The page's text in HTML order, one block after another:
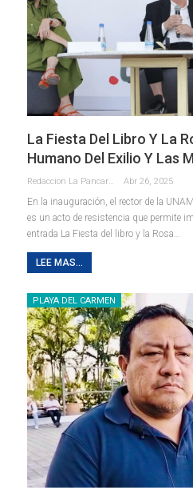
La Fiesta Del Libro Y La
Humano Del Exilio Y Las
Abr 26, 2025
En la inauguración, el rector de la
es un acto de resistencia que permite
entrada La Fiesta del libro y la Rosa…
LEE MAS...
PLAYA DEL CARMEN